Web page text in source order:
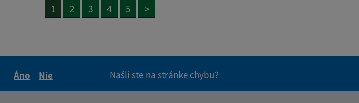
1 2 3 4 5 >
Áno
Nie
Našli ste na stránke chybu?